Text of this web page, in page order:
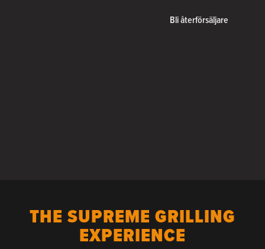
Bli återförsäljare
THE SUPREME GRILLING
EXPERIENCE